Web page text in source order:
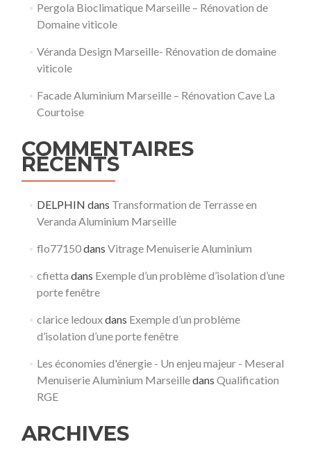
Pergola Bioclimatique Marseille – Rénovation de
Domaine viticole
Véranda Design Marseille- Rénovation de domaine
viticole
Facade Aluminium Marseille – Rénovation Cave La
Courtoise
COMMENTAIRES
RÉCENTS
DELPHIN dans Transformation de Terrasse en
Veranda Aluminium Marseille
flo77150dans Vitrage Menuiserie Aluminium
cfietta dans Exemple d’un problème d’isolation d’une
porte fenêtre
clarice ledouxdans Exemple d’un problème
d’isolation d’une porte fenêtre
Les économies d'énergie - Un enjeu majeur - Meseral
Menuiserie Aluminium Marseilledans Qualification
RGE
ARCHIVES